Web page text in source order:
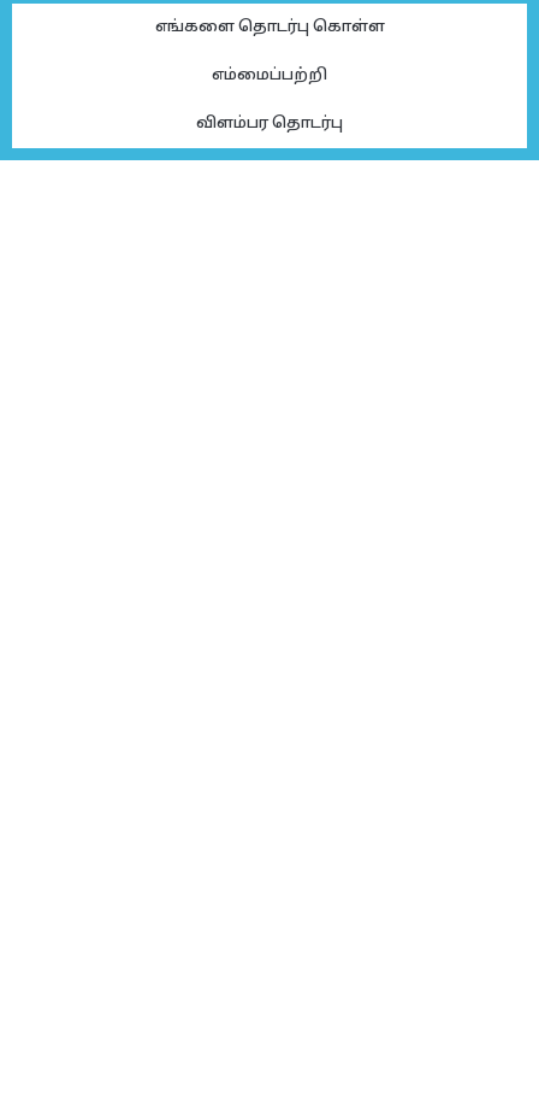
எங்களை தொடர்பு கொள்ள
எம்மைப்பற்றி
விளம்பர தொடர்பு